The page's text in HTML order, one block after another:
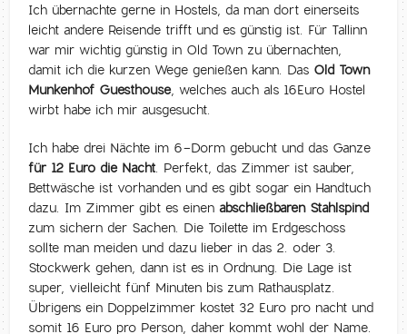
Ich übernachte gerne in Hostels, da man dort einerseits
leicht andere Reisende trifft und es günstig ist. Für Tallinn
war mir wichtig günstig in Old Town zu übernachten,
damit ich die kurzen Wege genießen kann. Das Old Town
Munkenhof Guesthouse, welches auch als 16Euro Hostel
wirbt habe ich mir ausgesucht.
Ich habe drei Nächte im 6-Dorm gebucht und das Ganze
für 12 Euro die Nacht. Perfekt, das Zimmer ist sauber,
Bettwäsche ist vorhanden und es gibt sogar ein Handtuch
dazu. Im Zimmer gibt es einenabschließbaren Stahlspind
zum sichern der Sachen. Die Toilette im Erdgeschoss
sollte man meiden und dazu lieber in das 2. oder 3.
Stockwerk gehen, dann ist es in Ordnung. Die Lage ist
super, vielleicht fünf Minuten bis zum Rathausplatz.
Übrigens ein Doppelzimmer kostet 32 Euro pro nacht und
somit 16 Euro pro Person, daher kommt wohl der Name.